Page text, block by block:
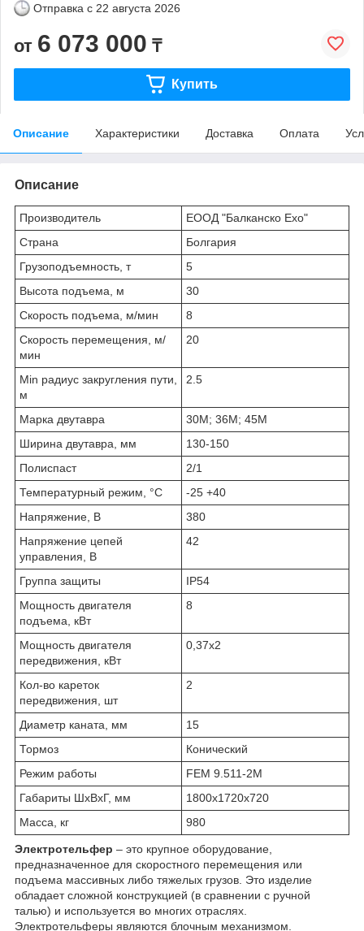
Отправка с 22 августа 2026
от 6 073 000 ₸
Купить
Описание Характеристики Доставка Оплата
Описание
Производитель
ЕООД "Балканско Ехо"
Страна
Болгария
Грузоподъемность, т
5
Высота подъема, м
30
Скорость подъема, м/мин
8
Скорость перемещения, м/
мин
20
Min радиус закругления пути,
м
2.5
Марка двутавра
30М; 36М; 45М
Ширина двутавра, мм
130-150
Полиспаст
2/1
Температурный режим, °С
-25 +40
Напряжение, В
380
Напряжение цепей
управления, В
42
Группа защиты
IP54
Мощность двигателя
подъема, кВт
8
Мощность двигателя
передвижения, кВт
0,37х2
Кол-во кареток
передвижения, шт
2
Диаметр каната, мм
15
Тормоз
Конический
Режим работы
FEM 9.511-2М
Габариты ШхВхГ, мм
1800х1720х720
Масса, кг
980
Электротельфер – это крупное оборудование,
предназначенное для скоростного перемещения или
подъема массивных либо тяжелых грузов. Это изделие
обладает сложной конструкцией (в сравнении с ручной
талью) и используется во многих отраслях.
Электротельферы являются блочным механизмом.